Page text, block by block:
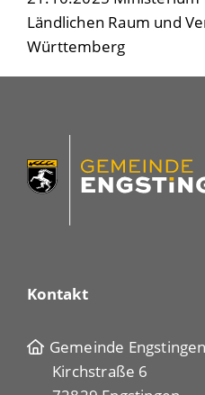
Ländlichen Raum und
Württemberg
Kontakt
Gemeinde Engstingen
Kirchstraße 6